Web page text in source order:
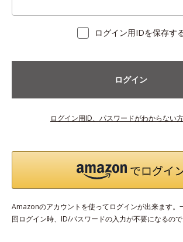
ログイン用IDを保存す
ログイン
ログイン用ID、パスワードがわからない
Amazonのアカウントを使ってログインが出来ます。
回ログイン時、ID/パスワードの入力が不要になるので